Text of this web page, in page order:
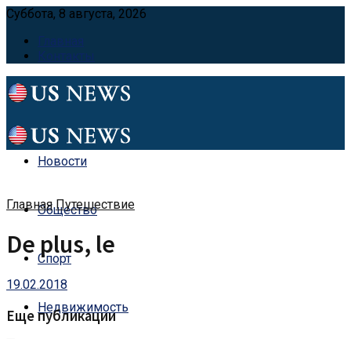
Суббота, 8 августа, 2026
Главная
Контакты
Новости
Общество
Спорт
Недвижимость
Главная Путешествие
De plus, le
19.02.2018
Еще публикации